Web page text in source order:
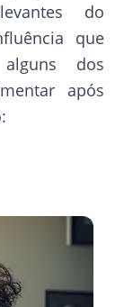
do
que
dos
após